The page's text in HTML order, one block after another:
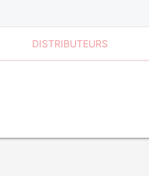
DISTRIBUTEURS